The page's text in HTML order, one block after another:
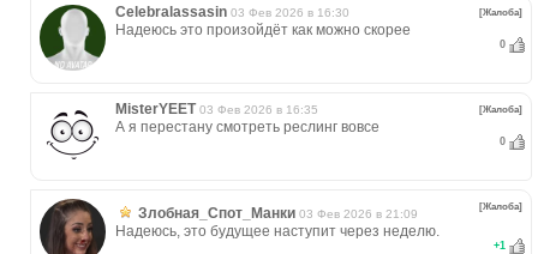
Celebralassasin 03 Фев 2026 в 16:30 [Жалоба]
Надеюсь это произойдёт как можно скорее
0
MisterYEET 03 Фев 2026 в 16:35 [Жалоба]
А я перестану смотреть реслинг вовсе
0
Злобная_Спот_Манки 03 Фев 2026 в 21:09
[Жалоба]
Надеюсь, это будущее наступит через неделю.
+1